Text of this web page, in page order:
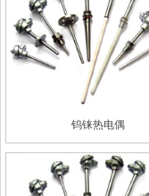
钨铼热电偶